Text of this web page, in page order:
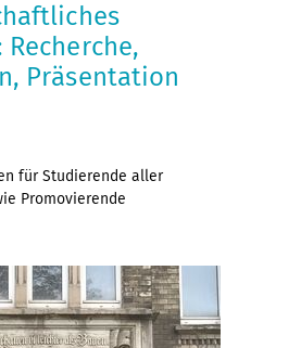
Präsentation
für Studierende aller
Promovierende